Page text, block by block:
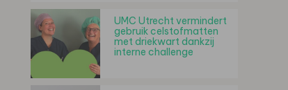
UMC Utrecht vermindert
gebruik celstofmatten
met driekwart dankzij
interne challenge